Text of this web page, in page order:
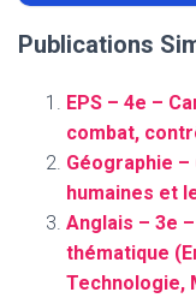
Publications
EPS – 4e –
combat,
Géographie
humaines et
Anglais – 3e
thématique
Technologie,